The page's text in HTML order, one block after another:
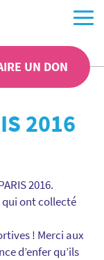
UN DON
2016
2016.
ont collecté
! Merci aux
d’enfer qu’ils